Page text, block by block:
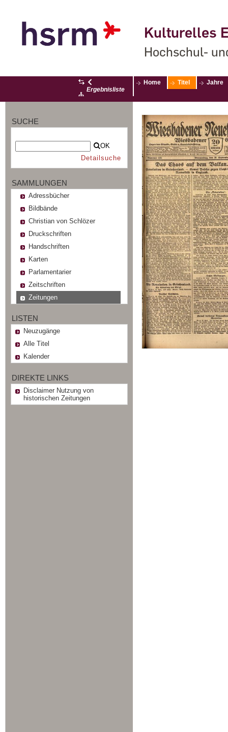
Kulturelles
Hochschul-
Ergebnisliste
Home Titel Jahre
SUCHE
OK
Detailsuche
SAMMLUNGEN
Adressbücher
Bildbände
Christian von Schlözer
Druckschriften
Handschriften
Karten
Parlamentarier
Zeitschriften
Zeitungen
LISTEN
Neuzugänge
Alle Titel
Kalender
DIREKTE LINKS
Disclaimer Nutzung von
historischen Zeitungen